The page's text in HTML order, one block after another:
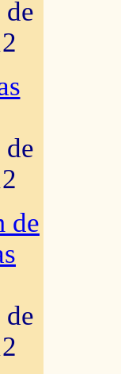
de
de
de
de